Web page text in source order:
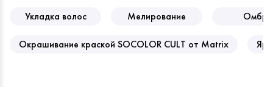
Укладка волос Мелирование Омбре
Окрашивание краской SOCOLOR CULT от Matrix